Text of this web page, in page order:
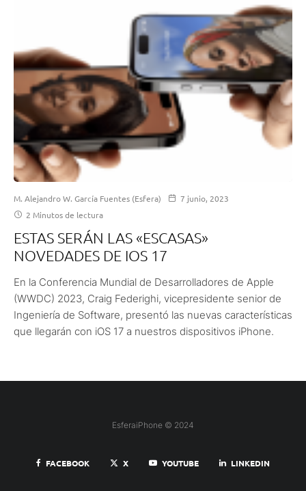
M. Alejandro W. García Fuentes (Esfera)
7 junio, 2023
2 Minutos de lectura
ESTAS SERÁN LAS «ESCASAS»
NOVEDADES DE IOS 17
En la Conferencia Mundial de Desarrolladores de Apple
(WWDC) 2023, Craig Federighi, vicepresidente senior de
Ingeniería de Software, presentó las nuevas características
que llegarán con iOS 17 a nuestros dispositivos iPhone.
EsferaiPhone © 2024
FACEBOOK X YOUTUBE LINKEDIN